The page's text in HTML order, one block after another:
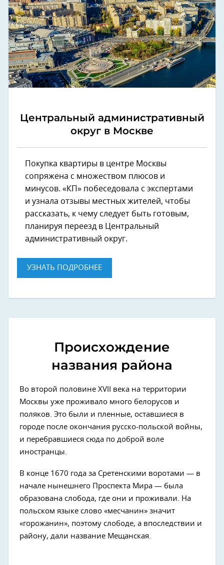
Центральный административный
округ в Москве
Покупка квартиры в центре Москвы
сопряжена с множеством плюсов и
минусов. «КП» побеседовала с экспертами
и узнала отзывы местных жителей, чтобы
рассказать, к чему следует быть готовым,
планируя переезд в Центральный
административный округ.
УЗНАТЬ ПОДРОБНЕЕ
Происхождение
названия района
Во второй половине XVII века на территории
Москвы уже проживало много белорусов и
поляков. Это были и пленные, оставшиеся в
городе после окончания русско-польской войны,
и перебравшиеся сюда по доброй воле
иностранцы.
В конце 1670 года за Сретенскими воротами — в
начале нынешнего Проспекта Мира — была
образована слобода, где они и проживали. На
польском языке слово «месчанин» значит
«горожанин», поэтому слободе, а впоследствии и
району, дали название Мещанская.